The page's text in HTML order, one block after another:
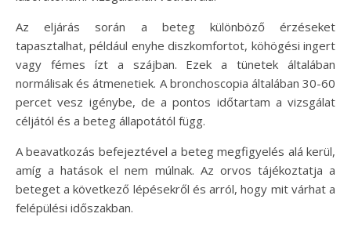
Az eljárás során a beteg különböző érzéseket
tapasztalhat, például enyhe diszkomfortot, köhögési ingert
vagy fémes ízt a szájban. Ezek a tünetek általában
normálisak és átmenetiek. A bronchoscopia általában 30-60
percet vesz igénybe, de a pontos időtartam a vizsgálat
céljától és a beteg állapotától függ.
A beavatkozás befejeztével a beteg megfigyelés alá kerül,
amíg a hatások el nem múlnak. Az orvos tájékoztatja a
beteget a következő lépésekről és arról, hogy mit várhat a
felépülési időszakban.